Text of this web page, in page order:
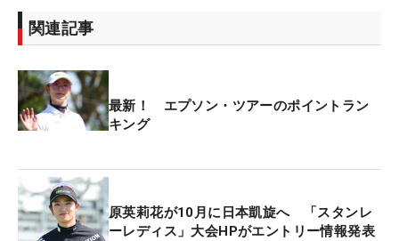
原は11位のチャン・ユンセン（中国）との差は
835.806pt。最終戦の優勝ポイントは650ptで、加算
米女子ツアーの出場優先順位はカテゴリーごとに決
定。レギュラーツアーのポイントランク80位までの
エプソンからの昇格といっても、そこには“2階層”が
ある。今年の規定に当てはめると、ランキング10位
関連記事
最新！ エプソン・ツアーのポイントラン
キング
原英莉花が10月に日本凱旋へ 「スタンレ
ーレディス」大会HPがエントリー情報発表